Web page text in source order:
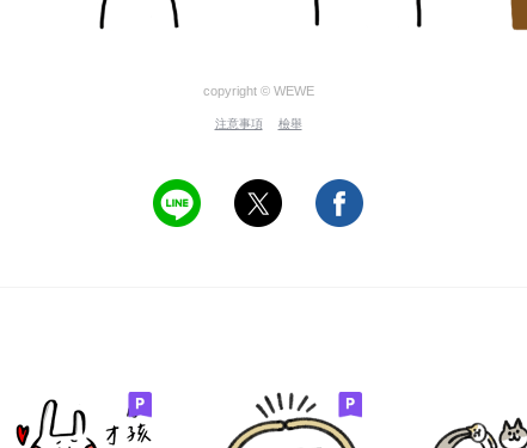
copyright © WEWE
注意事項 檢舉